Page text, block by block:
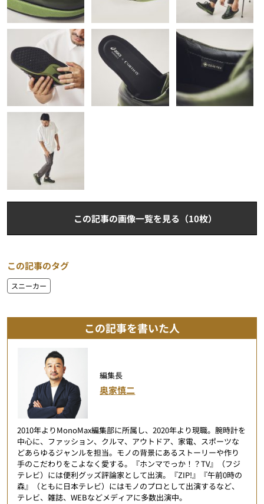
この記事の画像一覧を見る（10枚）
この記事のタグ
スニーカー
この記事を書いた人
編集長
奥家慎二
2010年よりMonoMax編集部に所属し、2020年より現職。腕時計を
中心に、ファッション、クルマ、アウトドア、家電、スポーツな
どあらゆるジャンルを担当。モノの背景にあるストーリーや作り
手のこだわりをこよなく愛する。『ホンマでっか！？TV』（フジ
テレビ）には便利グッズ評論家として出演。『ZIP!』『午前0時の
森』（ともに日本テレビ）にはモノのプロとして出演するなど、
テレビ、雑誌、WEBなどメディアに多数出演中。